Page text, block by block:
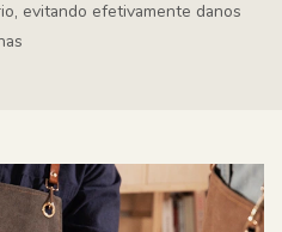
evitando efetivamente danos